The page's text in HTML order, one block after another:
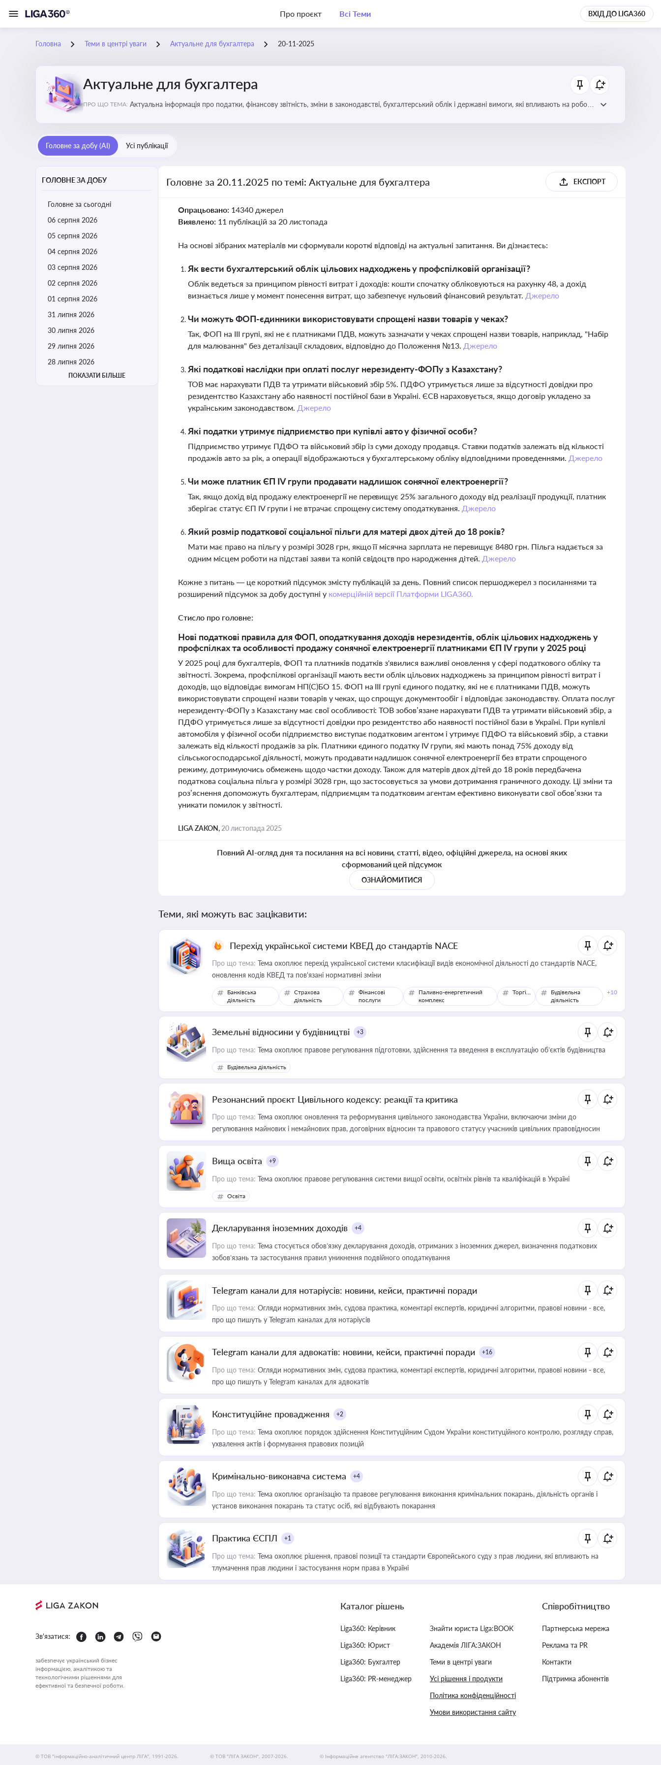
Про проєкт Всі Теми ВХІД ДО LIGA360
Головна Теми в центрі уваги Актуальне для бухгалтера 20-11-2025
Актуальне для бухгалтера
ПРО ЩО ТЕМА: Актуальна інформація про податки, фінансову звітність, зміни в законодавстві, бухгалтерський облік і державні вимоги, які впливають на роботу
Головне за добу (AI) Усі публікації
ГОЛОВНЕ ЗА ДОБУ
Головне за сьогодні
06 серпня 2026
05 серпня 2026
04 серпня 2026
03 серпня 2026
02 серпня 2026
01 серпня 2026
31 липня 2026
30 липня 2026
29 липня 2026
28 липня 2026
ПОКАЗАТИ БІЛЬШЕ
Головне за 20.11.2025 по темі: Актуальне для бухгалтера ЕКСПОРТ
Опрацьовано: 14340 джерел
Виявлено: 11 публікацій за 20 листопада
На основі зібраних матеріалів ми сформували короткі відповіді на актуальні запитання. Ви дізнаєтесь:
Як вести бухгалтерський облік цільових надходжень у профспілковій організації?
Облік ведеться за принципом рівності витрат і доходів: кошти спочатку обліковуються на рахунку 48, а дохід
визнається лише у момент понесення витрат, що забезпечує нульовий фінансовий результат. Джерело
Чи можуть ФОП-єдинники використовувати спрощені назви товарів у чеках?
Так, ФОП на III групі, які не є платниками ПДВ, можуть зазначати у чеках спрощені назви товарів, наприклад, "Набір
для малювання" без деталізації складових, відповідно до Положення №13. Джерело
Які податкові наслідки при оплаті послуг нерезиденту-ФОПу з Казахстану?
ТОВ має нарахувати ПДВ та утримати військовий збір 5%. ПДФО утримується лише за відсутності довідки про
резидентство Казахстану або наявності постійної бази в Україні. ЄСВ нараховується, якщо договір укладено за
українським законодавством. Джерело
Які податки утримує підприємство при купівлі авто у фізичної особи?
Підприємство утримує ПДФО та військовий збір із суми доходу продавця. Ставки податків залежать від кількості
продажів авто за рік, а операції відображаються у бухгалтерському обліку відповідними проведеннями. Джерело
Чи може платник ЄП IV групи продавати надлишок сонячної електроенергії?
Так, якщо дохід від продажу електроенергії не перевищує 25% загального доходу від реалізації продукції, платник
зберігає статус ЄП IV групи і не втрачає спрощену систему оподаткування. Джерело
Який розмір податкової соціальної пільги для матері двох дітей до 18 років?
Мати має право на пільгу у розмірі 3028 грн, якщо її місячна зарплата не перевищує 8480 грн. Пільга надається за
одним місцем роботи на підставі заяви та копій свідоцтв про народження дітей. Джерело
Кожне з питань — це короткий підсумок змісту публікацій за день. Повний список першоджерел з посиланнями та
розширений підсумок за добу доступні у комерційній версії Платформи LIGA360.
Стисло про головне:
Нові податкові правила для ФОП, оподаткування доходів нерезидентів, облік цільових надходжень у
профспілках та особливості продажу сонячної електроенергії платниками ЄП IV групи у 2025 році
У 2025 році для бухгалтерів, ФОП та платників податків з'явилися важливі оновлення у сфері податкового обліку та
звітності. Зокрема, профспілкові організації мають вести облік цільових надходжень за принципом рівності витрат і
доходів, що відповідає вимогам НП(С)БО 15. ФОП на III групі єдиного податку, які не є платниками ПДВ, можуть
використовувати спрощені назви товарів у чеках, що спрощує документообіг і відповідає законодавству. Оплата послуг
нерезиденту-ФОПу з Казахстану має свої особливості: ТОВ зобов’язане нарахувати ПДВ та утримати військовий збір, а
ПДФО утримується лише за відсутності довідки про резидентство або наявності постійної бази в Україні. При купівлі
автомобіля у фізичної особи підприємство виступає податковим агентом і утримує ПДФО та військовий збір, а ставки
залежать від кількості продажів за рік. Платники єдиного податку IV групи, які мають понад 75% доходу від
сільськогосподарської діяльності, можуть продавати надлишок сонячної електроенергії без втрати спрощеного
режиму, дотримуючись обмежень щодо частки доходу. Також для матерів двох дітей до 18 років передбачена
податкова соціальна пільга у розмірі 3028 грн, що застосовується за умови дотримання граничного доходу. Ці зміни та
роз’яснення допоможуть бухгалтерам, підприємцям та податковим агентам ефективно виконувати свої обов’язки та
уникати помилок у звітності.
LIGA ZAKON, 20 листопада 2025
Повний AI-огляд дня та посилання на всі новини, статті, відео, офіційні джерела, на основі яких
сформований цей підсумок
ОЗНАЙОМИТИСЯ
Теми, які можуть вас зацікавити:
Перехід української системи КВЕД до стандартів NACE
Про що тема: Тема охоплює перехід української системи класифікації видів економічної діяльності до стандартів NACE,
оновлення кодів КВЕД та пов'язані нормативні зміни
Банківська
діяльність
Страхова
діяльність
Фінансові
послуги
Паливно-енергетичний
комплекс
Торгівля
Будівельна
діяльність
+10
Земельні відносини у будівництві +3
Про що тема: Тема охоплює правове регулювання підготовки, здійснення та введення в експлуатацію об’єктів будівництва
Будівельна діяльність
Резонансний проєкт Цивільного кодексу: реакції та критика
Про що тема: Тема охоплює оновлення та реформування цивільного законодавства України, включаючи зміни до
регулювання майнових і немайнових прав, договірних відносин та правового статусу учасників цивільних правовідносин
Вища освіта +9
Про що тема: Тема охоплює правове регулювання системи вищої освіти, освітніх рівнів та кваліфікацій в Україні
Освіта
Декларування іноземних доходів +4
Про що тема: Тема стосується обов’язку декларування доходів, отриманих з іноземних джерел, визначення податкових
зобов’язань та застосування правил уникнення подвійного оподаткування
Telegram канали для нотаріусів: новини, кейси, практичні поради
Про що тема: Огляди нормативних змін, судова практика, коментарі експертів, юридичні алгоритми, правові новини - все,
про що пишуть у Telegram каналах для нотаріусів
Telegram канали для адвокатів: новини, кейси, практичні поради +16
Про що тема: Огляди нормативних змін, судова практика, коментарі експертів, юридичні алгоритми, правові новини - все,
про що пишуть у Telegram каналах для адвокатів
Конституційне провадження +2
Про що тема: Тема охоплює порядок здійснення Конституційним Судом України конституційного контролю, розгляду справ,
ухвалення актів і формування правових позицій
Кримінально-виконавча система +4
Про що тема: Тема охоплює організацію та правове регулювання виконання кримінальних покарань, діяльність органів і
установ виконання покарань та статус осіб, які відбувають покарання
Практика ЄСПЛ +1
Про що тема: Тема охоплює рішення, правові позиції та стандарти Європейського суду з прав людини, які впливають на
тлумачення прав людини і застосування норм права в Україні
Зв'язатися:
забезпечує український бізнес
інформацією, аналітикою та
технологічними рішеннями для
ефективної та безпечної роботи.
Каталог рішень
Liga360: Керівник
Liga360: Юрист
Liga360: Бухгалтер
Liga360: PR-менеджер
Знайти юриста Liga:BOOK
Академія ЛІГА:ЗАКОН
Теми в центрі уваги
Усі рішення і продукти
Політика конфіденційності
Умови використання сайту
Співробітництво
Партнерська мережа
Реклама та PR
Контакти
Підтримка абонентів
© ТОВ "інформаційно-аналітичний центр ЛІГА", 1991-2026. © ТОВ "ЛІГА ЗАКОН", 2007-2026. © Інформаційне агентство "ЛІГА:ЗАКОН", 2010-2026.